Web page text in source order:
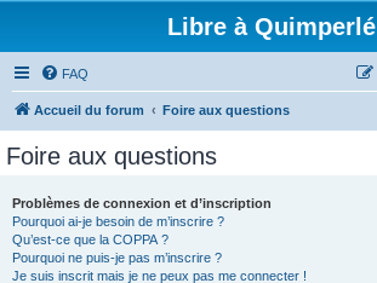
Libre à Quimperlé
FAQ
Accueil du forum Foire aux questions
Foire aux questions
Problèmes de connexion et d’inscription
Pourquoi ai-je besoin de m’inscrire ?
Qu’est-ce que la COPPA ?
Pourquoi ne puis-je pas m’inscrire ?
Je suis inscrit mais je ne peux pas me connecter !